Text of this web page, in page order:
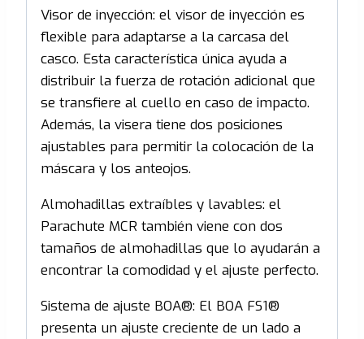
Visor de inyección: el visor de inyección es
flexible para adaptarse a la carcasa del
casco. Esta característica única ayuda a
distribuir la fuerza de rotación adicional que
se transfiere al cuello en caso de impacto.
Además, la visera tiene dos posiciones
ajustables para permitir la colocación de la
máscara y los anteojos.
Almohadillas extraíbles y lavables: el
Parachute MCR también viene con dos
tamaños de almohadillas que lo ayudarán a
encontrar la comodidad y el ajuste perfecto.
Sistema de ajuste BOA®: El BOA FS1®
presenta un ajuste creciente de un lado a